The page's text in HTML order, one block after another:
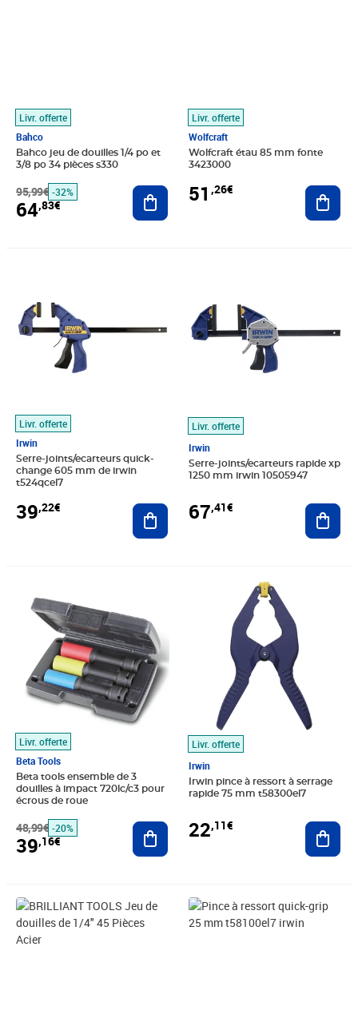
Livr. offerte
Bahco
Bahco jeu de douilles 1/4 po et
3/8 po 34 pièces s330
95,99€ -32%
64,83€
Ajouter au panier
Livr. offerte
Wolfcraft
Wolfcraft étau 85 mm fonte
3423000
51 ,26€
Livr. offerte
Irwin
Serre-joints/ecarteurs quick-
change 605 mm de irwin
t524qcel7
39,22€ Ajouter au panier
Livr. offerte
Irwin
Serre-joints/ecarteurs rapide xp
1250 mm irwin 10505947
67,41€
Livr. offerte
Beta Tools
Beta tools ensemble de 3
douilles à impact 720lc/c3 pour
écrous de roue
48,99€ -20%
39,16€
Ajouter au panier
Livr. offerte
Irwin
Irwin pince à ressort à serrage
rapide 75 mm t58300el7
22,11€
Prix 38,84€ Prix 18,27€